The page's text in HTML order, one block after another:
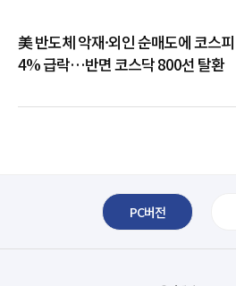
美 반도체 악재·외인 순매도에 코스피
4% 급락…반면 코스닥 800선 탈환
PC버전